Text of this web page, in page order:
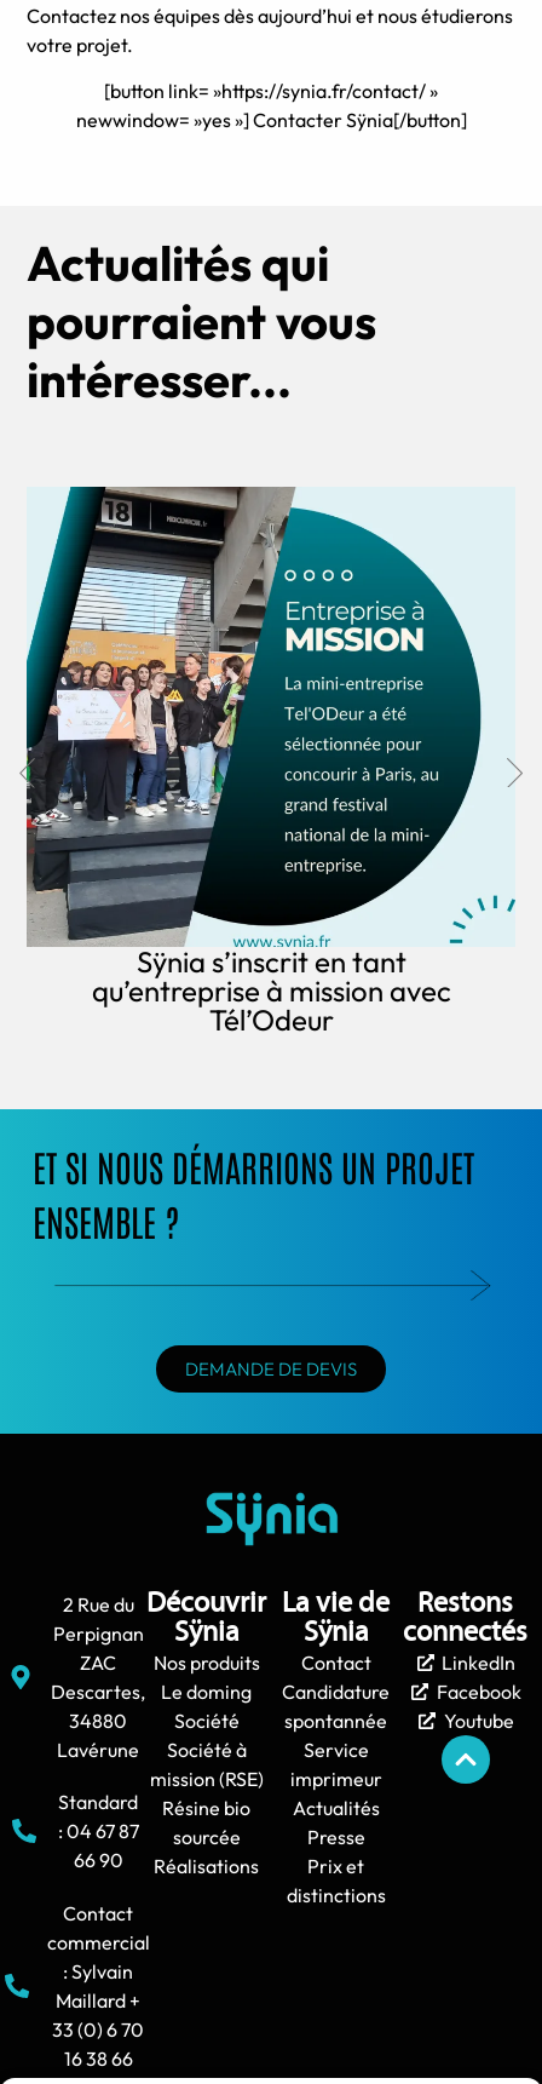
Contactez nos équipes dès aujourd’hui et nous étudierons
votre projet.
[button link= »https://synia.fr/contact/ »
newwindow= »yes »] Contacter Sÿnia[/button]
Actualités qui
pourraient vous
intéresser...
Sÿnia s’inscrit en tant
qu’entreprise à mission avec
Tél’Odeur
ET SI NOUS DÉMARRIONS UN PROJET
ENSEMBLE ?
DEMANDE DE DEVIS
2 Rue du
Perpignan
ZAC
Descartes,
34880
Lavérune
Standard
: 04 67 87
66 90
Contact
commercial
: Sylvain
Maillard +
33 (0) 6 70
16 38 66
Découvrir
Sÿnia
Nos produits
Le doming
Société
Société à
mission (RSE)
Résine bio
sourcée
Réalisations
La vie de
Sÿnia
Contact
Candidature
spontannée
Service
imprimeur
Actualités
Presse
Prix et
distinctions
Restons
connectés
LinkedIn
Facebook
Youtube